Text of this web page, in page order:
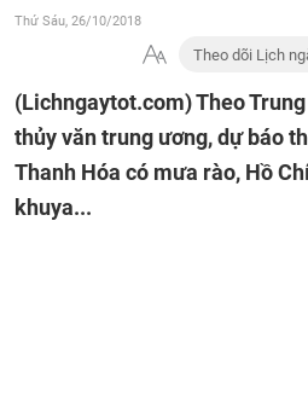
Thứ Sáu, 26/10/2018
Theo dõi Lịch
(Lichngaytot.com)Theo
thủy văn trung ương, dự báo
Thanh Hóa có mưa rào, Hồ
khuya...